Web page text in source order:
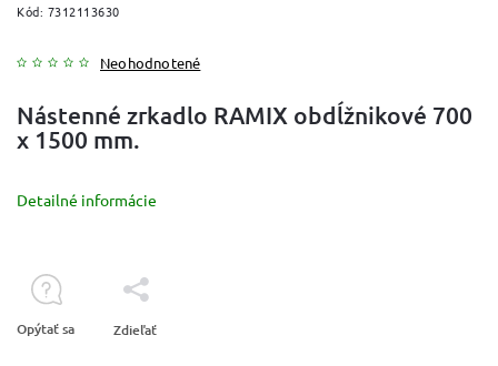
Kód: 7312113630
Neohodnotené
Nástenné zrkadlo RAMIX obdĺžnikové 700
x 1500 mm.
Detailné informácie
Opýtať sa Zdieľať